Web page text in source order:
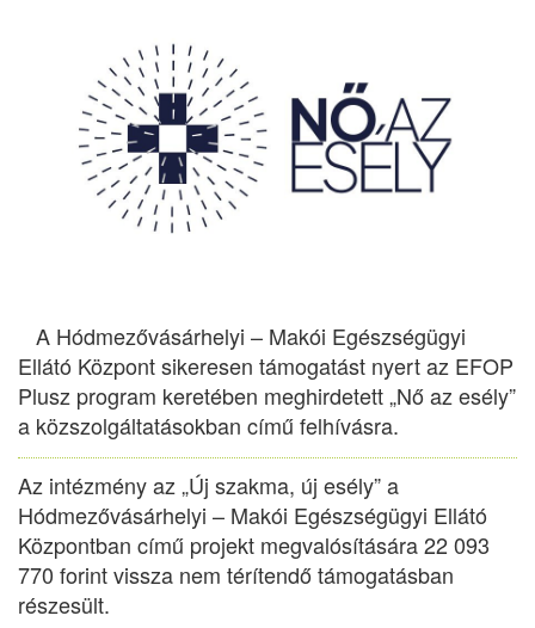
A Hódmezővásárhelyi – Makói Egészségügyi
Ellátó Központ sikeresen támogatást nyert az EFOP
Plusz program keretében meghirdetett „Nő az esély”
a közszolgáltatásokban című felhívásra.
Az intézmény az „Új szakma, új esély” a
Hódmezővásárhelyi – Makói Egészségügyi Ellátó
Központban című projekt megvalósítására 22 093
770 forint vissza nem térítendő támogatásban
részesült.